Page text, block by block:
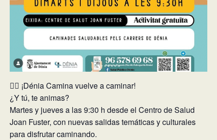
🚶‍♀️ ¡Dénia Camina vuelve a caminar!
¿Y tú, te animas?
Martes y jueves a las 9:30 h desde el Centro de Salud
Joan Fuster, con nuevas salidas temáticas y culturales
para disfrutar caminando.